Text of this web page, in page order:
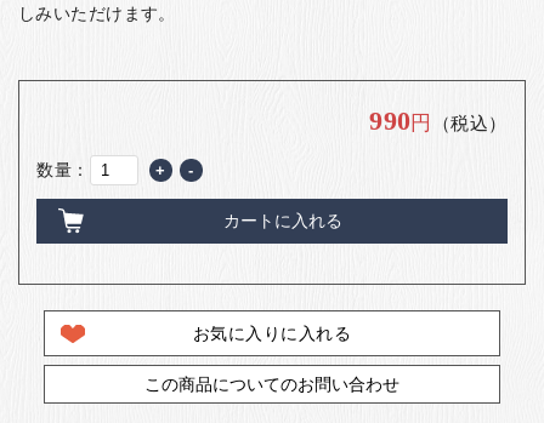
しみいただけます。
990円 （税込）
数量： + -
カートに入れる
お気に入りに入れる
この商品についてのお問い合わせ